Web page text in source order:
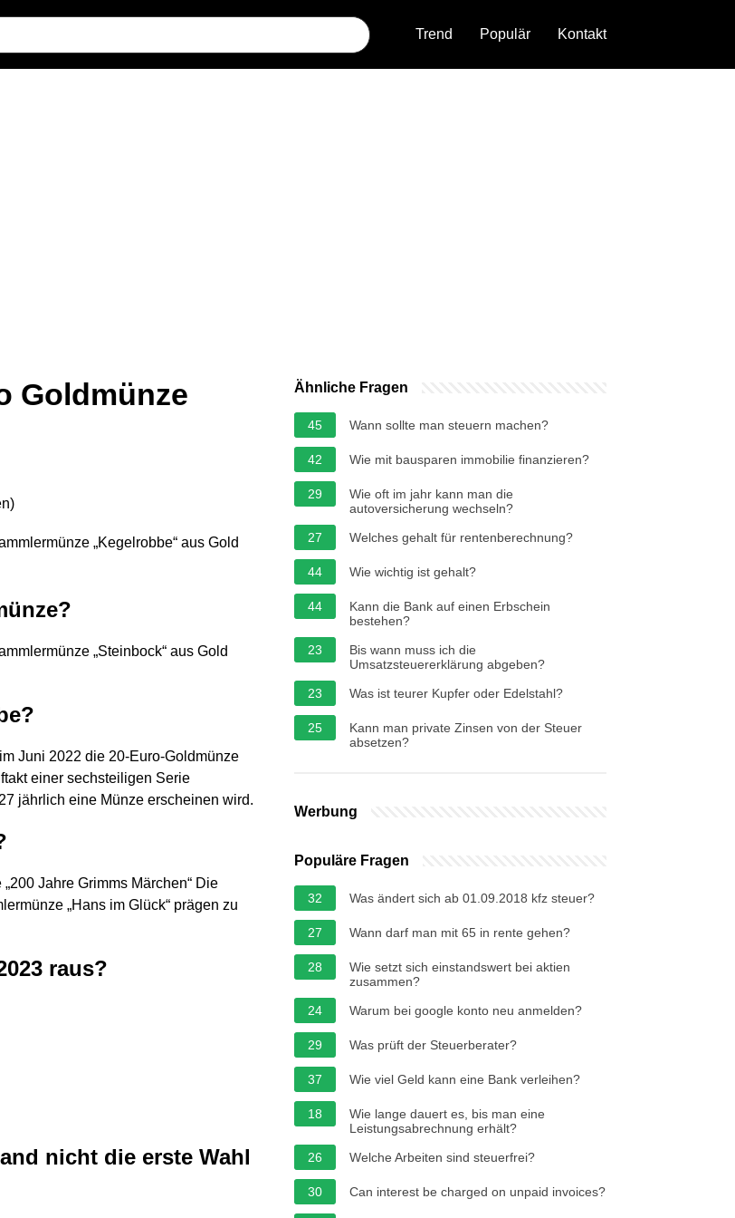
Trend Populär Kontakt
Goldmünze
)
„Kegelrobbe“ aus Gold
„Steinbock“ aus Gold
Juni 2022 die 20-Euro-Goldmünze
einer sechsteiligen Serie
jährlich eine Münze erscheinen wird.
Jahre Grimms Märchen“ Die
„Hans im Glück“ prägen zu
raus?
nicht die erste Wahl
Ähnliche Fragen
45 Wann sollte man steuern machen?
42 Wie mit bausparen immobilie finanzieren?
29
Wie oft im jahr kann man die
autoversicherung wechseln?
27
Welches gehalt für rentenberechnung?
44 Wie wichtig ist gehalt?
44
Kann die Bank auf einen Erbschein
bestehen?
23
Bis wann muss ich die
Umsatzsteuererklärung abgeben?
23
Was ist teurer Kupfer oder Edelstahl?
25
Kann man private Zinsen von der Steuer
absetzen?
Werbung
Populäre Fragen
32 Was ändert sich ab 01.09.2018 kfz steuer?
27 Wann darf man mit 65 in rente gehen?
28
Wie setzt sich einstandswert bei aktien
zusammen?
24
Warum bei google konto neu anmelden?
29 Was prüft der Steuerberater?
37 Wie viel Geld kann eine Bank verleihen?
18
Wie lange dauert es, bis man eine
Leistungsabrechnung erhält?
26
Welche Arbeiten sind steuerfrei?
30 Can interest be charged on unpaid invoices?